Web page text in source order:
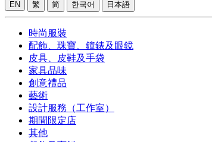
EN 繁 简 한국어 日本語
時尚服裝
配飾、珠寶、鐘錶及眼鏡
皮具、皮鞋及手袋
家具品味
創意禮品
藝術
設計服務（工作室）
期間限定店
其他